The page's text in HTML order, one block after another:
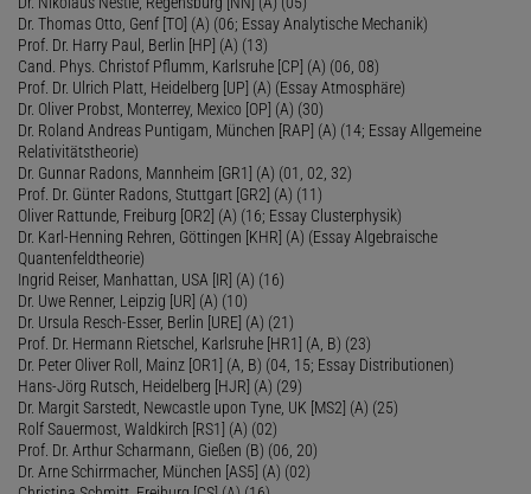
Dr. Thomas Otto, Genf [TO] (A) (06; Essay Analytische Mechanik)
Prof. Dr. Harry Paul, Berlin [HP] (A) (13)
Cand. Phys. Christof Pflumm, Karlsruhe [CP] (A) (06, 08)
Prof. Dr. Ulrich Platt, Heidelberg [UP] (A) (Essay Atmosphäre)
Dr. Oliver Probst, Monterrey, Mexico [OP] (A) (30)
Dr. Roland Andreas Puntigam, München [RAP] (A) (14; Essay Allgemeine
Relativitätstheorie)
Dr. Gunnar Radons, Mannheim [GR1] (A) (01, 02, 32)
Prof. Dr. Günter Radons, Stuttgart [GR2] (A) (11)
Oliver Rattunde, Freiburg [OR2] (A) (16; Essay Clusterphysik)
Dr. Karl-Henning Rehren, Göttingen [KHR] (A) (Essay Algebraische
Quantenfeldtheorie)
Ingrid Reiser, Manhattan, USA [IR] (A) (16)
Dr. Uwe Renner, Leipzig [UR] (A) (10)
Dr. Ursula Resch-Esser, Berlin [URE] (A) (21)
Prof. Dr. Hermann Rietschel, Karlsruhe [HR1] (A, B) (23)
Dr. Peter Oliver Roll, Mainz [OR1] (A, B) (04, 15; Essay Distributionen)
Hans-Jörg Rutsch, Heidelberg [HJR] (A) (29)
Dr. Margit Sarstedt, Newcastle upon Tyne, UK [MS2] (A) (25)
Rolf Sauermost, Waldkirch [RS1] (A) (02)
Prof. Dr. Arthur Scharmann, Gießen (B) (06, 20)
Dr. Arne Schirrmacher, München [AS5] (A) (02)